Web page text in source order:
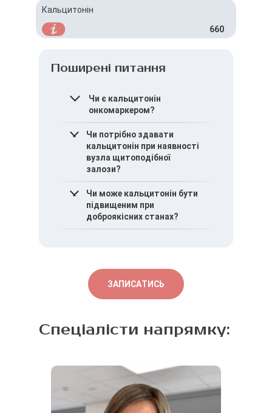
Кальцитонін
660
Поширені питання
Чи є кальцитонін
онкомаркером?
Так, це специфічний
маркер медулярного раку
щитоподібної залози
Чи потрібно здавати
кальцитонін при наявності
вузла щитоподібної
залози?
Так, цей аналіз
рекомендований для
виключення медулярного
раку
Чи може кальцитонін бути
підвищеним при
доброякісних станах?
ЗАПИСАТИСЬ
Спеціалісти напрямку: